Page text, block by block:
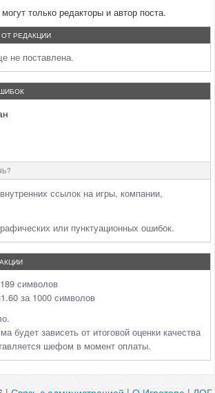
только редакторы и автор поста.
РЕДАКЦИИ
не поставлена.
ссылок на игры, компании,
или пунктуационных ошибок.
символов
за 1000 символов
будет зависеть от итоговой оценки качества
шефом в момент оплаты.